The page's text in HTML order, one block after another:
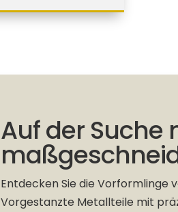
Auf der Suche
Entdecken Sie die Vorformlinge
Vorgestanzte Metallteile mit